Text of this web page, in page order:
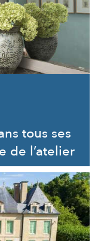
tous ses
de l’atelier